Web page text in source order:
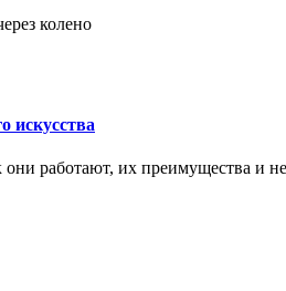
колено
искусства
работают, их преимущества и